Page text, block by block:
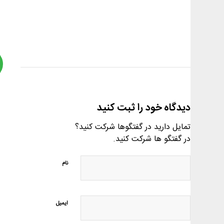
دیدگاه خود را ثبت کنید
تمایل دارید در گفتگوها شرکت کنید؟
در گفتگو ها شرکت کنید.
نام
ایمیل